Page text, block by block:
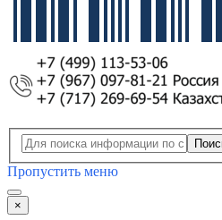
Пропустить меню
×